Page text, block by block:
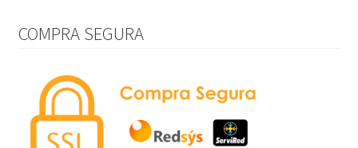
COMPRA SEGURA